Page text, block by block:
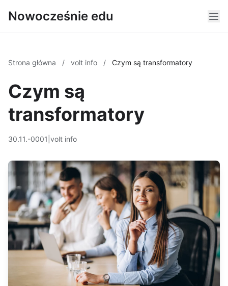
Nowocześnie edu
Strona główna / volt info / Czym są transformatory
Czym są
transformatory
30.11.-0001 volt info